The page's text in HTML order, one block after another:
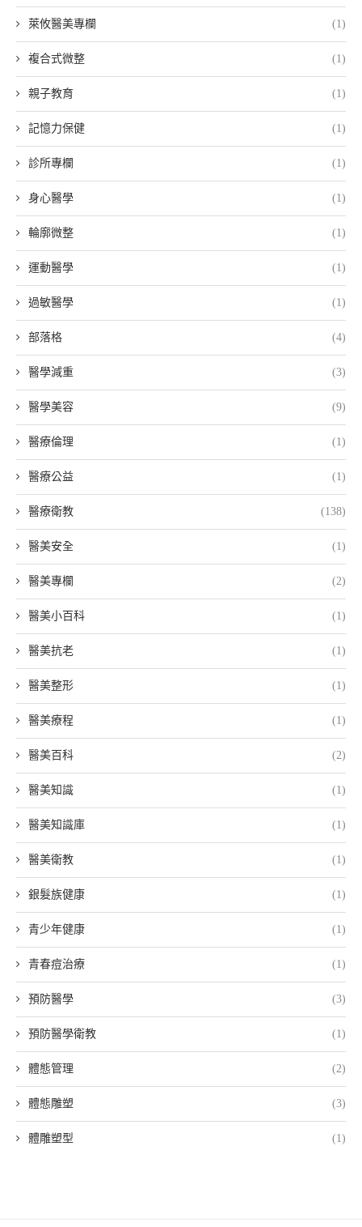
萊攸醫美專欄 (1)
複合式微整 (1)
親子教育 (1)
記憶力保健 (1)
診所專欄 (1)
身心醫學 (1)
輪廓微整 (1)
運動醫學 (1)
過敏醫學 (1)
部落格 (4)
醫學減重 (3)
醫學美容 (9)
醫療倫理 (1)
醫療公益 (1)
醫療衛教 (138)
醫美安全 (1)
醫美專欄 (2)
醫美小百科 (1)
醫美抗老 (1)
醫美整形 (1)
醫美療程 (1)
醫美百科 (2)
醫美知識 (1)
醫美知識庫 (1)
醫美衛教 (1)
銀髮族健康 (1)
青少年健康 (1)
青春痘治療 (1)
預防醫學 (3)
預防醫學衛教 (1)
體態管理 (2)
體態雕塑 (3)
體雕塑型 (1)